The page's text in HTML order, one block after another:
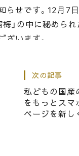
らせです。12月
」の中に秘めら
います。
次の記事
私どもの国産
をもっとスマ
ページを新し